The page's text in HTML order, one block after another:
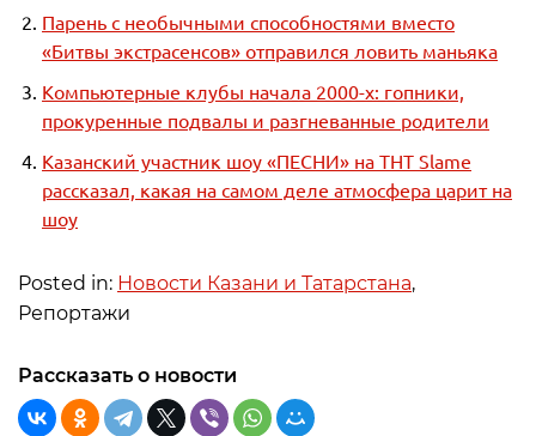
Парень с необычными способностями вместо
«Битвы экстрасенсов» отправился ловить маньяка
Компьютерные клубы начала 2000-х: гопники,
прокуренные подвалы и разгневанные родители
Казанский участник шоу «ПЕСНИ» на ТНТ Slame
рассказал, какая на самом деле атмосфера царит на
шоу
Posted in: Новости Казани и Татарстана,
Репортажи
Рассказать о новости